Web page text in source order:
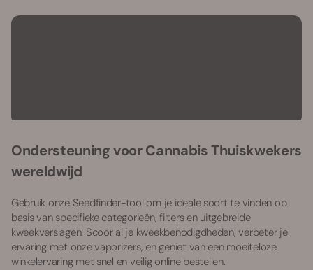
Ondersteuning voor Cannabis Thuiskwekers
wereldwijd
Gebruik onze Seedfinder-tool om je ideale soort te vinden op
basis van specifieke categorieën, filters en uitgebreide
kweekverslagen. Scoor al je kweekbenodigdheden, verbeter je
ervaring met onze vaporizers, en geniet van een moeiteloze
winkelervaring met snel en veilig online bestellen.